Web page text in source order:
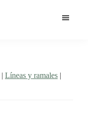
| Líneas y ramales |